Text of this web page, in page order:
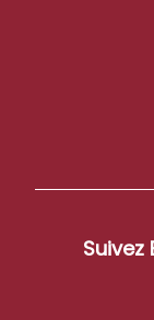
Suivez